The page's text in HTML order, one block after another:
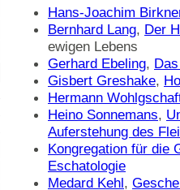
Hans-Joachim
Bernhard Lang, Der
ewigen Lebens
Gerhard Ebeling,
Gisbert Greshake,
Hermann
Heino Sonnemans,
Auferstehung des
Kongregation für die
Eschatologie
Medard Kehl,